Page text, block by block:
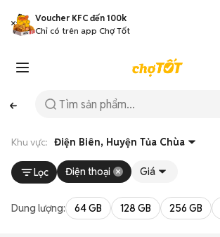
Voucher KFC đến 100k
Chỉ có trên app Chợ Tốt
Khu vực: Điện Biên, Huyện Tủa Chùa
Lọc Điện thoại Giá
Dung lượng: 64 GB 128 GB 256 GB